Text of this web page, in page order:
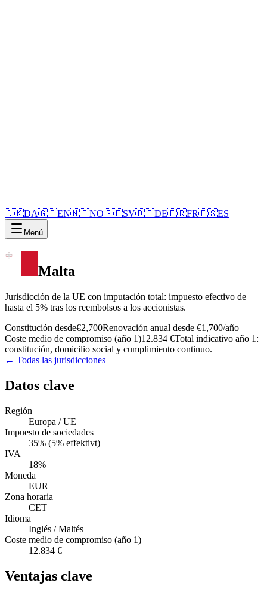
🇩🇰DA🇬🇧EN🇳🇴NO🇸🇪SV🇩🇪DE🇫🇷FR🇪🇸ES
Menú
Malta
Jurisdicción de la UE con imputación total: impuesto efectivo de
hasta el 5% tras los reembolsos a los accionistas.
Constitución desde€2,700Renovación anual desde €1,700/año
Coste medio de compromiso (año 1)12.834 €Total indicativo año 1:
constitución, domicilio social y cumplimiento continuo.
← Todas las jurisdicciones
Datos clave
Región
Europa / UE
Impuesto de sociedades
35% (5% effektivt)
IVA
18%
Moneda
EUR
Zona horaria
CET
Idioma
Inglés / Maltés
Coste medio de compromiso (año 1)
12.834 €
Ventajas clave